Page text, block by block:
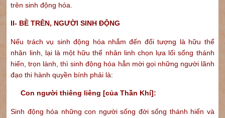
trên sinh động hóa.
II- BỀ TRÊN, NGƯỜI SINH ĐỘNG
Nếu trách vụ sinh động hóa nhắm đến đối tượng là hữu thể
nhân linh, lại là một hữu thể nhân linh chọn lựa lối sống thánh
hiến, trọn lành, thì sinh động hóa hẳn mời gọi những người lãnh
đạo thi hành quyền bính phải là:
Con người thiêng liêng [của Thần Khí]:
Sinh động hóa những con người sống đời sống thánh hiến và